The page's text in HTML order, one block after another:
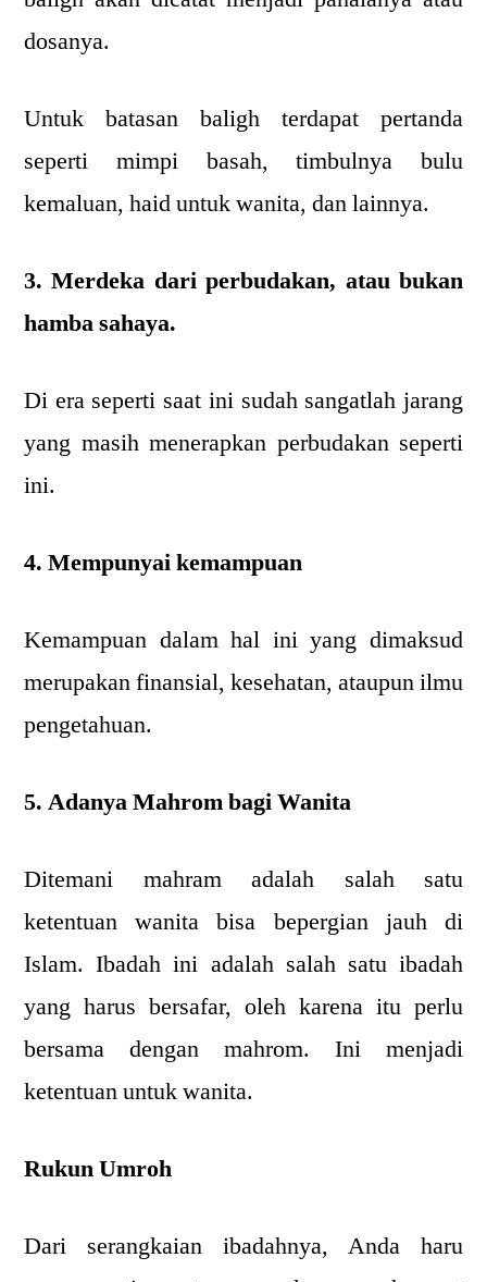
dosanya.
Untuk batasan baligh terdapat pertanda
seperti mimpi basah, timbulnya bulu
kemaluan, haid untuk wanita, dan lainnya.
3. Merdeka dari perbudakan, atau bukan
hamba sahaya.
Di era seperti saat ini sudah sangatlah jarang
yang masih menerapkan perbudakan seperti
ini.
4. Mempunyai kemampuan
Kemampuan dalam hal ini yang dimaksud
merupakan finansial, kesehatan, ataupun ilmu
pengetahuan.
5. Adanya Mahrom bagi Wanita
Ditemani mahram adalah salah satu
ketentuan wanita bisa bepergian jauh di
Islam. Ibadah ini adalah salah satu ibadah
yang harus bersafar, oleh karena itu perlu
bersama dengan mahrom. Ini menjadi
ketentuan untuk wanita.
Rukun Umroh
Dari serangkaian ibadahnya, Anda haru